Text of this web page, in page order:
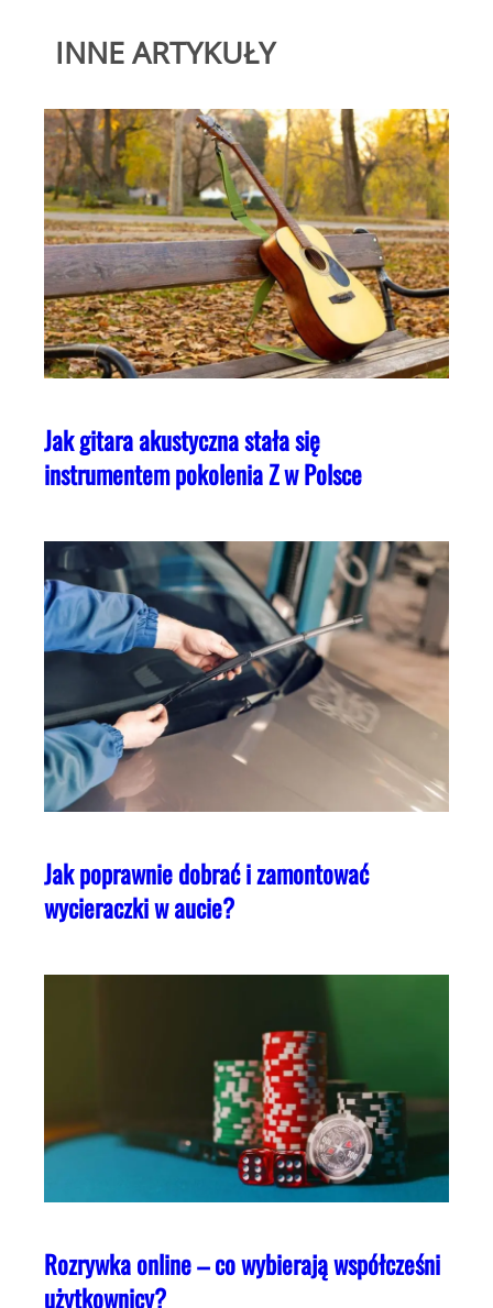
INNE ARTYKUŁY
Jak gitara akustyczna stała się
instrumentem pokolenia Z w Polsce
Jak poprawnie dobrać i zamontować
wycieraczki w aucie?
Rozrywka online – co wybierają współcześni
użytkownicy?